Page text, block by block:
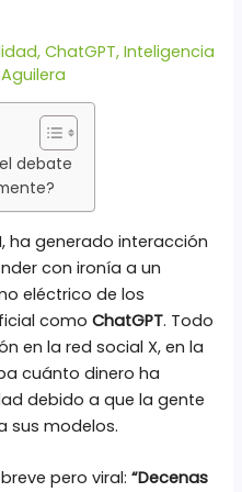
,ChatGPT,Inteligencia
debate
ha generado interacción
con ironía a un
eléctrico de los
comoChatGPT. Todo
en la red social X, en la
cuánto dinero ha
debido a que la gente
sus modelos.
pero viral:“Decenas